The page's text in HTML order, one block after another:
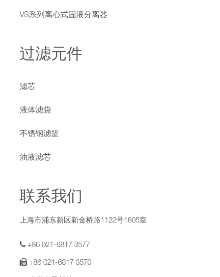
VS系列离心式固液分离器
过滤元件
滤芯
液体滤袋
不锈钢滤篮
油液滤芯
联系我们
上海市浦东新区新金桥路1122号1605室
+86 021-6817 3577
+86 021-6817 3570